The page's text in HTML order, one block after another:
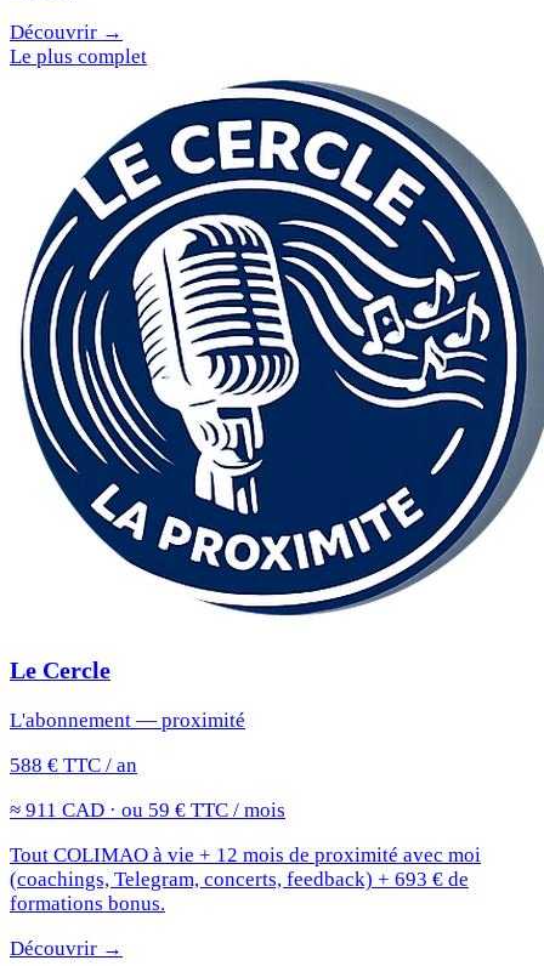
Découvrir →
Le plus complet
Le Cercle
L'abonnement — proximité
588 € TTC / an
≈ 911 CAD · ou 59 € TTC / mois
Tout COLIMAO à vie + 12 mois de proximité avec moi
(coachings, Telegram, concerts, feedback) + 693 € de
formations bonus.
Découvrir →